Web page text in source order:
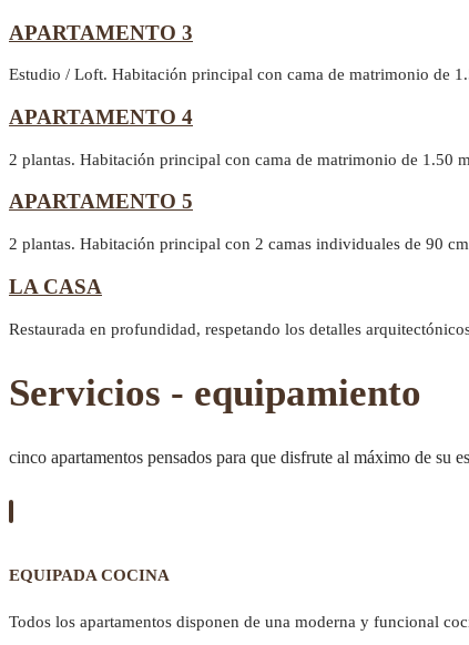
APARTAMENTO 3
Estudio / Loft. Habitación principal con cama de matrimonio de
APARTAMENTO 4
2 plantas. Habitación principal con cama de matrimonio de 1.50
APARTAMENTO 5
2 plantas. Habitación principal con 2 camas individuales de 90
LA CASA
Restaurada en profundidad, respetando los detalles
Servicios - equipamiento
cinco apartamentos pensados para que disfrute al máximo de su
EQUIPADA COCINA
Todos los apartamentos disponen de una moderna y funcional